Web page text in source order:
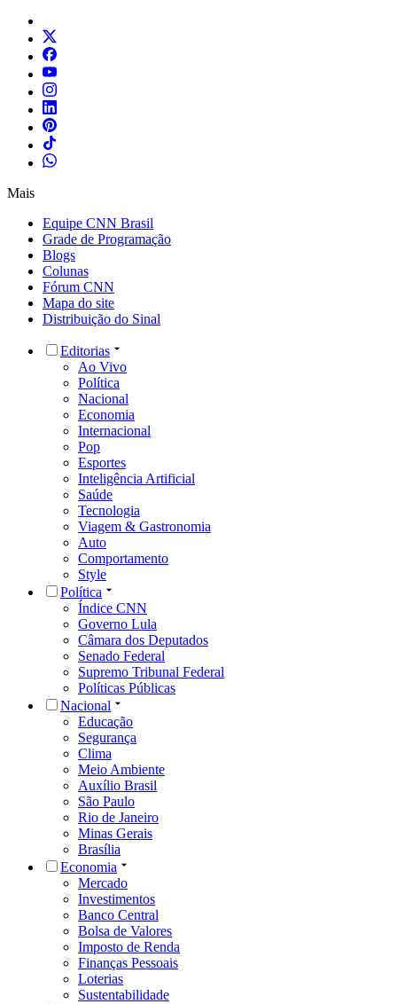
Mais
Equipe CNN Brasil
Grade de Programação
Blogs
Colunas
Fórum CNN
Mapa do site
Distribuição do Sinal
Editorias
Ao Vivo
Política
Nacional
Economia
Internacional
Pop
Esportes
Inteligência Artificial
Saúde
Tecnologia
Viagem & Gastronomia
Auto
Comportamento
Style
Política
Índice CNN
Governo Lula
Câmara dos Deputados
Senado Federal
Supremo Tribunal Federal
Políticas Públicas
Nacional
Educação
Segurança
Clima
Meio Ambiente
Auxílio Brasil
São Paulo
Rio de Janeiro
Minas Gerais
Brasília
Economia
Mercado
Investimentos
Banco Central
Bolsa de Valores
Imposto de Renda
Finanças Pessoais
Loterias
Sustentabilidade